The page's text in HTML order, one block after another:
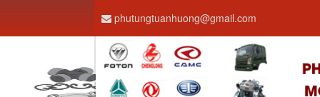
phutungtuanhuong@gmail.com
Dây ga CAMC H08 dài
2.68m